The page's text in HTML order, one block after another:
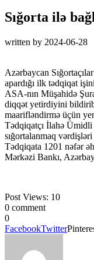
Sığorta ilə
written by 2024-06-28
Azərbaycan
apardığı ilk tədqiqat
ASA-nın Müşahidə
diqqət yetirdiyini
maarifləndirmə üçün
Tədqiqatçı İlahə Ümidli
sığortalanmaq
Tədqiqata 1201 nəfər
Mərkəzi Bankı,
Post Views: 10
0 comment
0
FacebookTwitter